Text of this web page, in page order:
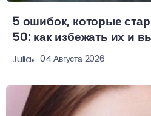
5 ошибок, которые
50: как избежать их и
Julia 04 Августа 2026